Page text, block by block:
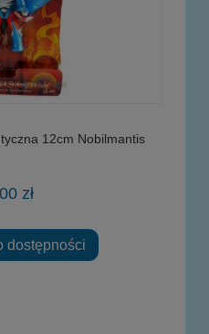
12cm Nobilmantis
zł
dostępności